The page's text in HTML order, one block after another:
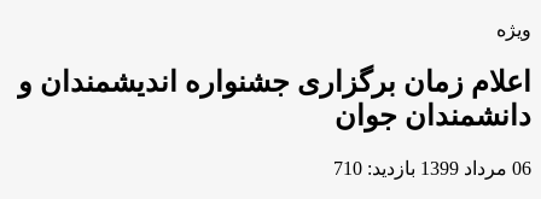
ویژه
اعلام زمان برگزاری جشنواره اندیشمندان و
دانشمندان جوان
06 مرداد 1399 بازدید: 710